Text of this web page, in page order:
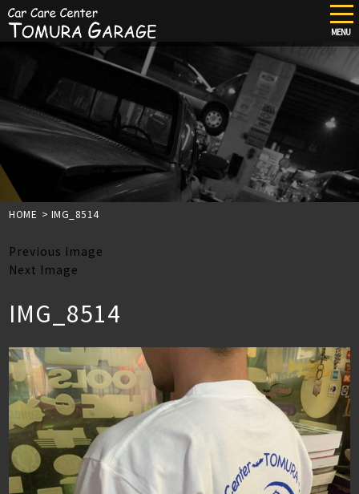
content
MENU
HOME > IMG_8514
Previous Image
Next Image
IMG_8514